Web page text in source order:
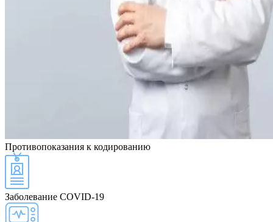
Противопоказания к кодированию
Заболевание COVID-19